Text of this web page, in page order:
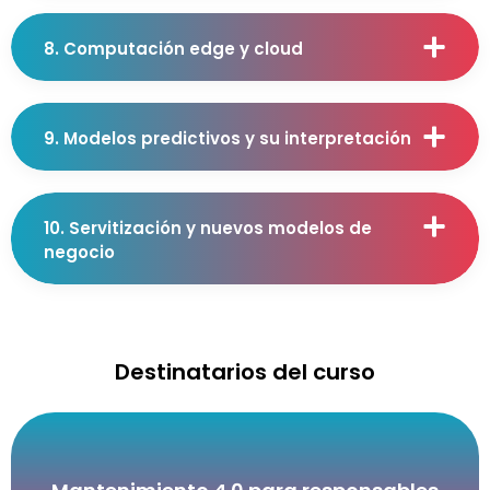
8. Computación edge y cloud
9. Modelos predictivos y su interpretación
10. Servitización y nuevos modelos de
negocio
Destinatarios del curso
estrategias basadas en datos.